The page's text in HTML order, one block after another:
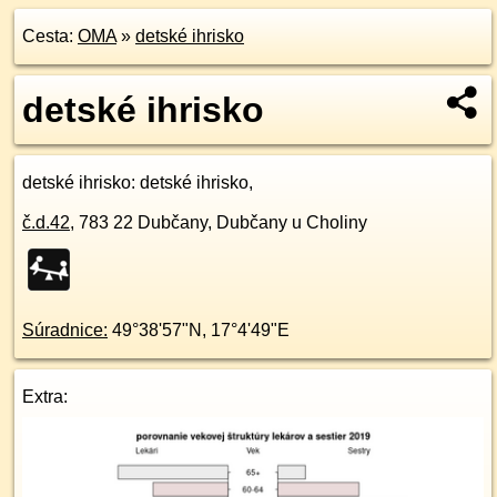
Cesta: OMA» detské ihrisko
detské ihrisko
detské ihrisko: detské ihrisko,
č.d.42, 783 22 Dubčany, Dubčany u Choliny
Súradnice: 49°38'57"N , 17°4'49"E
Extra: